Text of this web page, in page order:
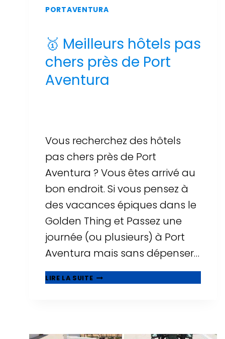
PORTAVENTURA
🥇 Meilleurs hôtels pas
chers près de Port
Aventura
Vous recherchez des hôtels
pas chers près de Port
Aventura ? Vous êtes arrivé au
bon endroit. Si vous pensez à
des vacances épiques dans le
Golden Thing et Passez une
journée (ou plusieurs) à Port
Aventura mais sans dépenser…
LIRE LA SUITE🥇
MEILLEURS
DE